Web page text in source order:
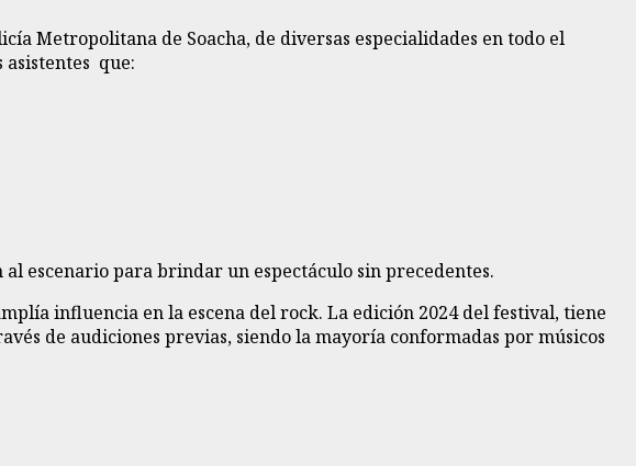
Metropolitana de Soacha, de diversas especialidades en todo el
asistentes que:
escenario para brindar un espectáculo sin precedentes.
influencia en la escena del rock. La edición 2024 del festival, tiene
de audiciones previas, siendo la mayoría conformadas por músicos